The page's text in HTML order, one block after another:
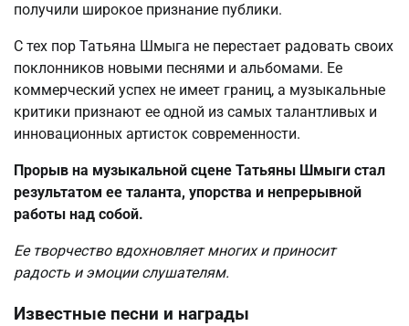
получили широкое признание публики.
С тех пор Татьяна Шмыга не перестает радовать своих
поклонников новыми песнями и альбомами. Ее
коммерческий успех не имеет границ, а музыкальные
критики признают ее одной из самых талантливых и
инновационных артисток современности.
Прорыв на музыкальной сцене Татьяны Шмыги стал
результатом ее таланта, упорства и непрерывной
работы над собой.
Ее творчество вдохновляет многих и приносит
радость и эмоции слушателям.
Известные песни и награды